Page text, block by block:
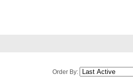
Order By: